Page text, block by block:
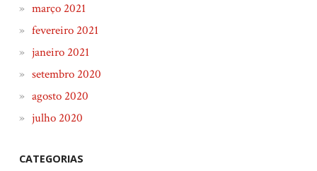
março 2021
fevereiro 2021
janeiro 2021
setembro 2020
agosto 2020
julho 2020
CATEGORIAS